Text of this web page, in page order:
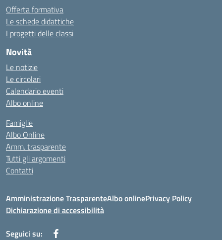
Offerta formativa
Le schede didattiche
I progetti delle classi
Novità
Le notizie
Le circolari
Calendario eventi
Albo online
Famiglie
Albo Online
Amm. trasparente
Tutti gli argomenti
Contatti
Amministrazione TrasparenteAlbo onlinePrivacy Policy
Dichiarazione di accessibilità
Seguici su: